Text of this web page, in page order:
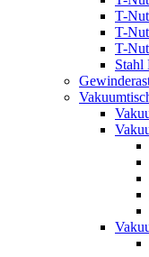
T-
T-
T-
Stahl